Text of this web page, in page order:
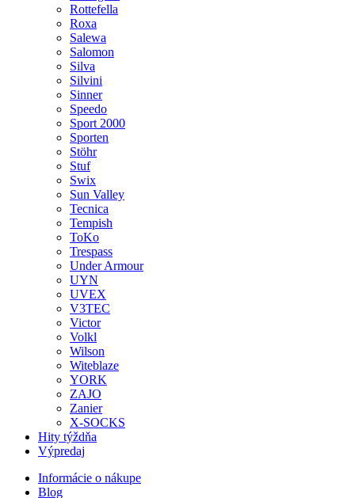
Rottefella
Roxa
Salewa
Salomon
Silva
Silvini
Sinner
Speedo
Sport 2000
Sporten
Stöhr
Stuf
Swix
Sun Valley
Tecnica
Tempish
ToKo
Trespass
Under Armour
UYN
UVEX
V3TEC
Victor
Volkl
Wilson
Witeblaze
YORK
ZAJO
Zanier
X-SOCKS
Hity týždňa
Výpredaj
Informácie o nákupe
Blog